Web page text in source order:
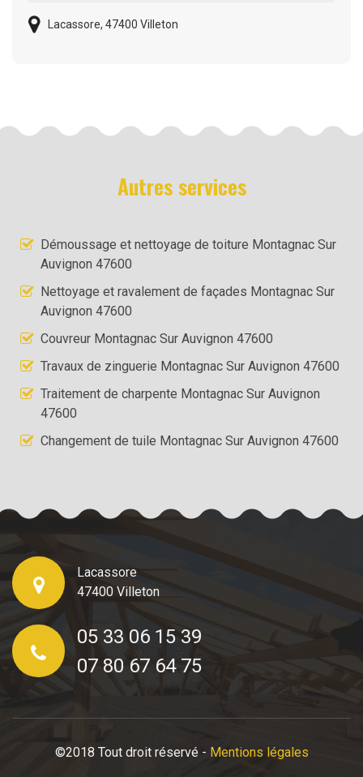
Lacassore, 47400 Villeton
Autres services
Démoussage et nettoyage de toiture Montagnac Sur
Auvignon 47600
Nettoyage et ravalement de façades Montagnac Sur
Auvignon 47600
Couvreur Montagnac Sur Auvignon 47600
Travaux de zinguerie Montagnac Sur Auvignon 47600
Traitement de charpente Montagnac Sur Auvignon
47600
Changement de tuile Montagnac Sur Auvignon 47600
Lacassore
47400 Villeton
05 33 06 15 39
07 80 67 64 75
©2018 Tout droit réservé - Mentions légales